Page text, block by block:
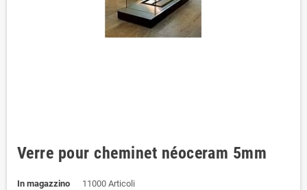
Verre pour cheminet néoceram 5mm
In magazzino 11000 Articoli